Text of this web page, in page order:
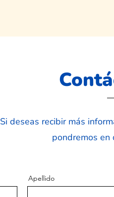
Si deseas recibir más
pondremos en
Apellido